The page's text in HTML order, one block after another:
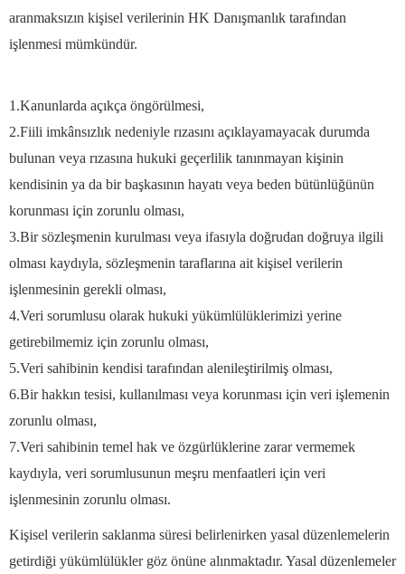
aranmaksızın kişisel verilerinin HK Danışmanlık tarafından
işlenmesi mümkündür.
1.Kanunlarda açıkça öngörülmesi,
2.Fiili imkânsızlık nedeniyle rızasını açıklayamayacak durumda
bulunan veya rızasına hukuki geçerlilik tanınmayan kişinin
kendisinin ya da bir başkasının hayatı veya beden bütünlüğünün
korunması için zorunlu olması,
3.Bir sözleşmenin kurulması veya ifasıyla doğrudan doğruya ilgili
olması kaydıyla, sözleşmenin taraflarına ait kişisel verilerin
işlenmesinin gerekli olması,
4.Veri sorumlusu olarak hukuki yükümlülüklerimizi yerine
getirebilmemiz için zorunlu olması,
5.Veri sahibinin kendisi tarafından alenileştirilmiş olması,
6.Bir hakkın tesisi, kullanılması veya korunması için veri işlemenin
zorunlu olması,
7.Veri sahibinin temel hak ve özgürlüklerine zarar vermemek
kaydıyla, veri sorumlusunun meşru menfaatleri için veri
işlenmesinin zorunlu olması.
Kişisel verilerin saklanma süresi belirlenirken yasal düzenlemelerin
getirdiği yükümlülükler göz önüne alınmaktadır. Yasal düzenlemeler